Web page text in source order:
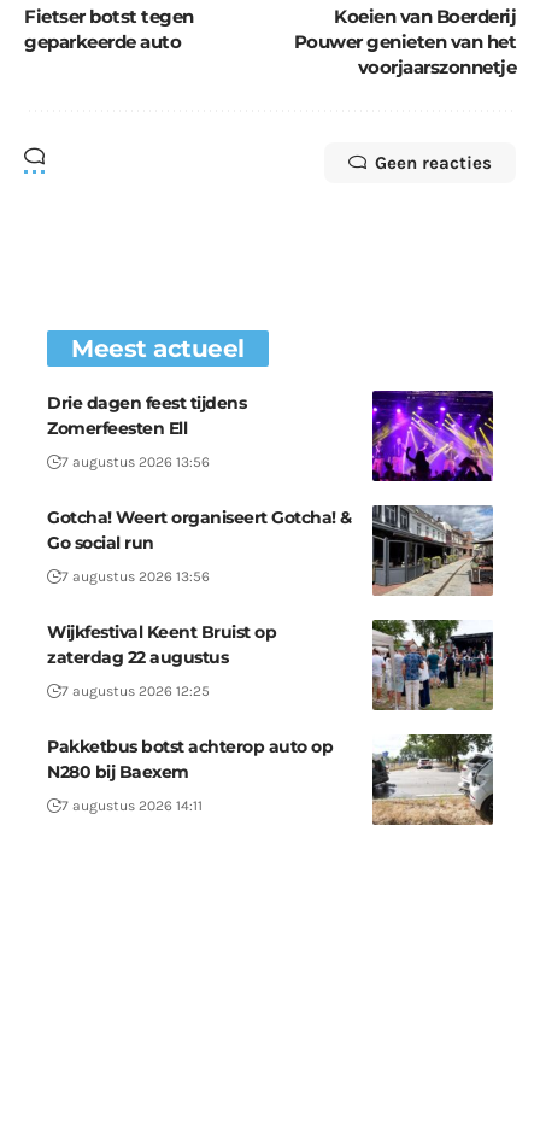
Fietser botst tegen
geparkeerde auto
Koeien van Boerderij
Pouwer genieten van het
voorjaarszonnetje
Geen reacties
Meest actueel
Drie dagen feest tijdens
Zomerfeesten Ell
7 augustus 2026 13:56
Gotcha! Weert organiseert Gotcha! &
Go social run
7 augustus 2026 13:56
Wijkfestival Keent Bruist op
zaterdag 22 augustus
7 augustus 2026 12:25
Pakketbus botst achterop auto op
N280 bij Baexem
7 augustus 2026 14:11